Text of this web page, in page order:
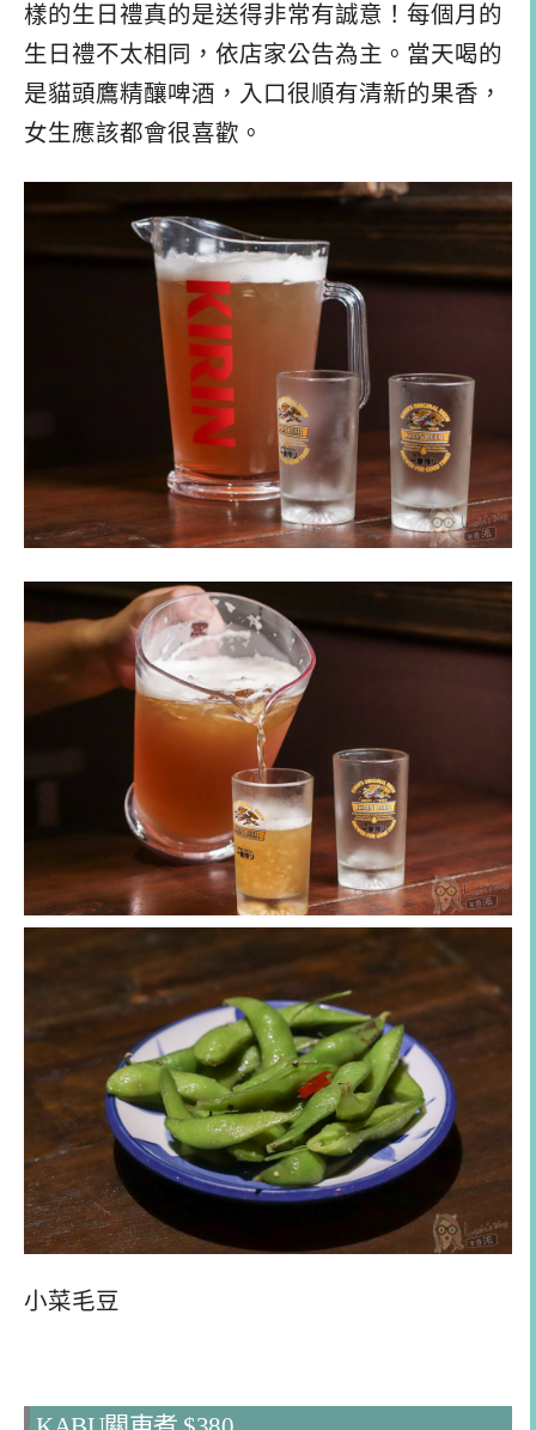
樣的生日禮真的是送得非常有誠意！每個月的
生日禮不太相同，依店家公告為主。當天喝的
是貓頭鷹精釀啤酒，入口很順有清新的果香，
女生應該都會很喜歡。
小菜毛豆